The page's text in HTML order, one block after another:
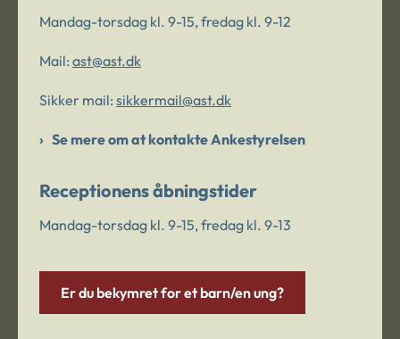
Mandag-torsdag kl. 9-15, fredag kl. 9-12
Mail: ast@ast.dk
Sikker mail: sikkermail@ast.dk
Se mere om at kontakte Ankestyrelsen
Receptionens åbningstider
Mandag-torsdag kl. 9-15, fredag kl. 9-13
Er du bekymret for et barn/en ung?